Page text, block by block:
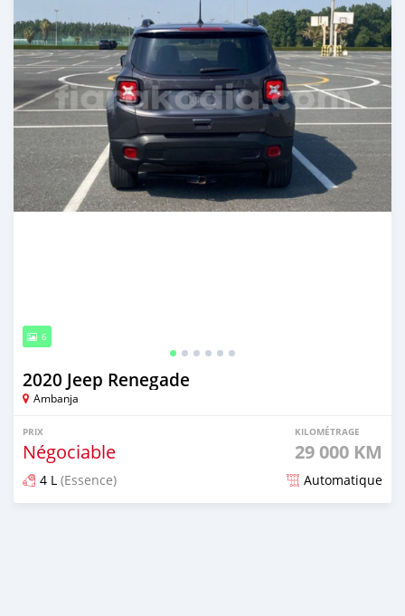
6
2020 Jeep Renegade
Ambanja
PRIX
Négociable
KILOMÉTRAGE
29 000 KM
4 L (Essence) Automatique